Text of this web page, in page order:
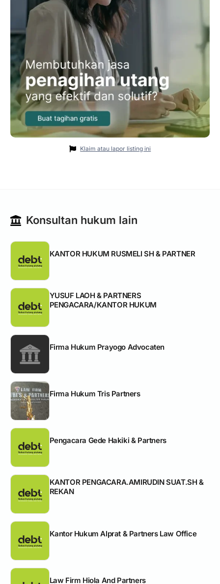
Klaim atau lapor listing ini
Konsultan hukum lain
KANTOR HUKUM RUSMELI SH & PARTNER
YUSUF LAOH & PARTNERS
PENGACARA/KANTOR HUKUM
Firma Hukum Prayogo Advocaten
Firma Hukum Tris Partners
Pengacara Gede Hakiki & Partners
KANTOR PENGACARA.AMIRUDIN SUAT.SH &
REKAN
Kantor Hukum Alprat & Partners Law Office
Law Firm Hiola And Partners